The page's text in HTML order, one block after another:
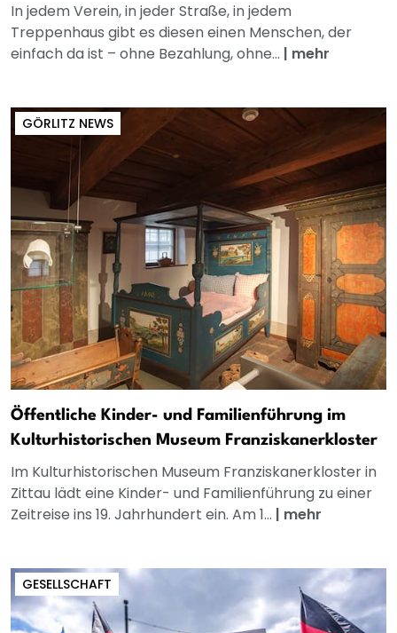
In jedem Verein, in jeder Straße, in jedem
Treppenhaus gibt es diesen einen Menschen, der
einfach da ist – ohne Bezahlung, ohne... | mehr
GÖRLITZ NEWS
Öffentliche Kinder- und Familienführung im
Kulturhistorischen Museum Franziskanerkloster
Im Kulturhistorischen Museum Franziskanerkloster in
Zittau lädt eine Kinder- und Familienführung zu einer
Zeitreise ins 19. Jahrhundert ein. Am 1... | mehr
GESELLSCHAFT